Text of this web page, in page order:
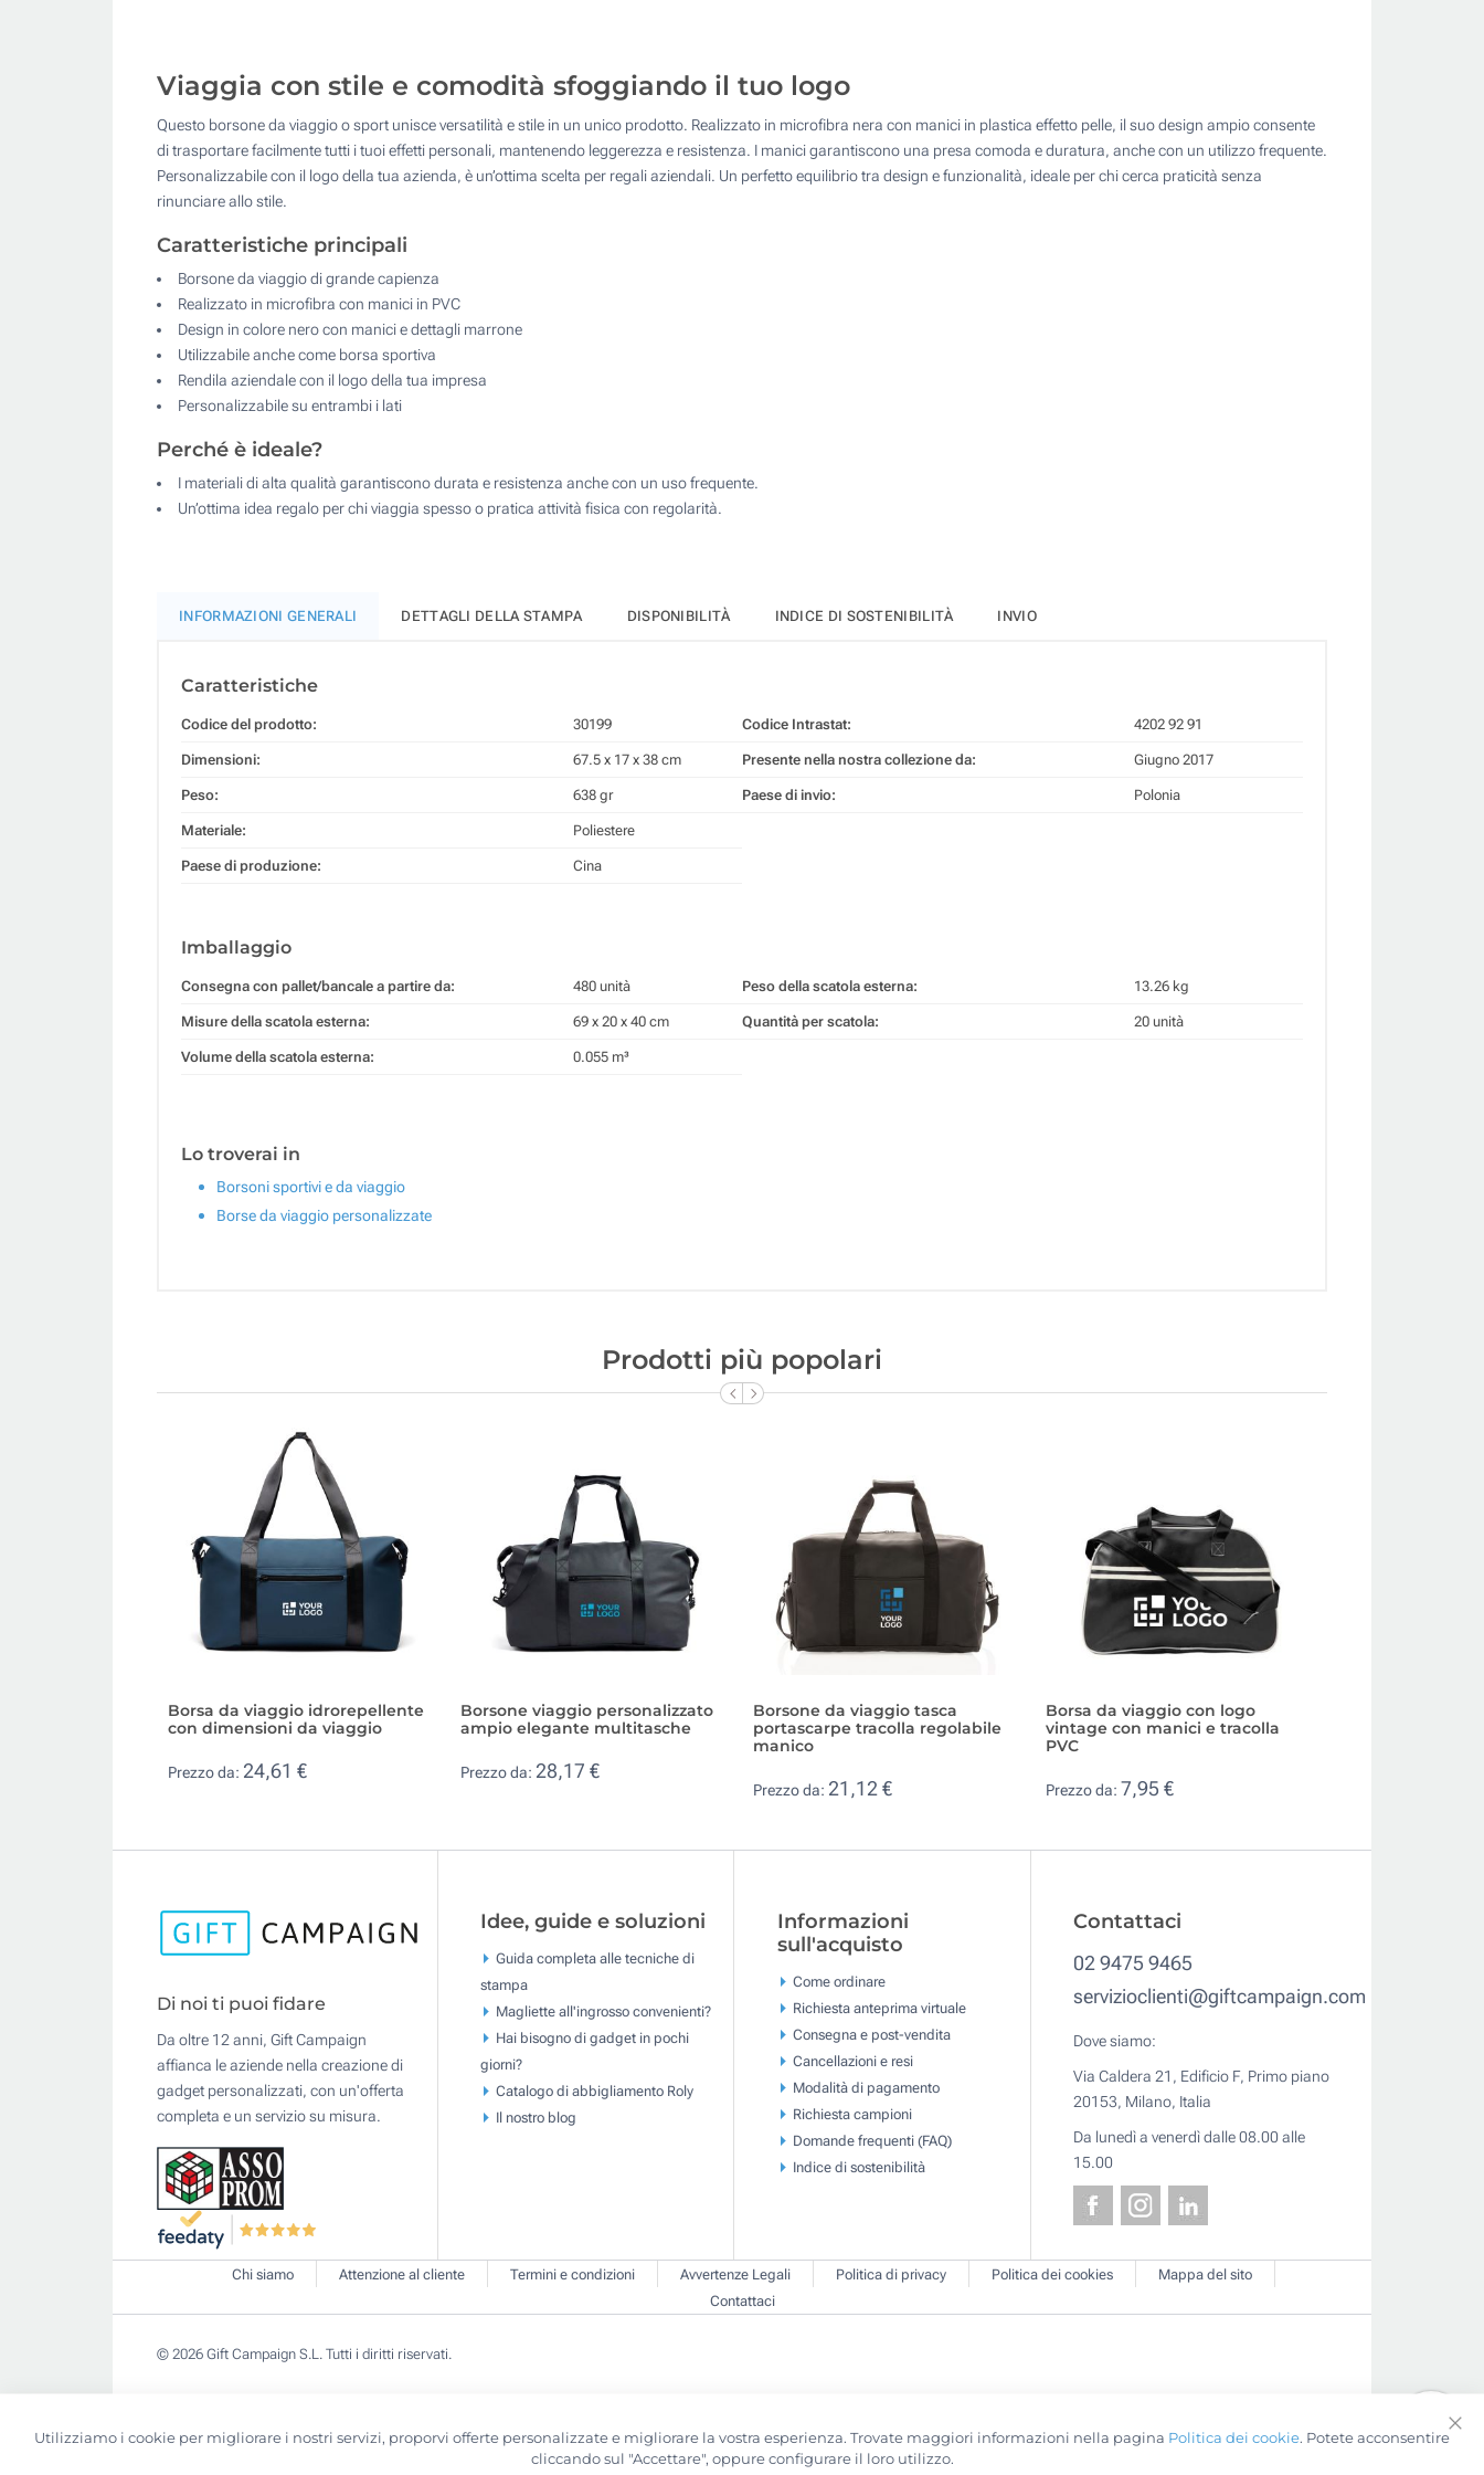
Senza stampa
100
Quantità desiderata :
Aggiorna
Viaggia con stile e comodità sfoggiando il tuo logo
Questo borsone da viaggio o sport unisce versatilità e stile in un unico prodotto. Realizzato in microfibra nera con manici in plastica effetto pelle, il suo design ampio consente
di trasportare facilmente tutti i tuoi effetti personali, mantenendo leggerezza e resistenza. I manici garantiscono una presa comoda e duratura, anche con un utilizzo frequente.
Personalizzabile con il logo della tua azienda, è un’ottima scelta per regali aziendali. Un perfetto equilibrio tra design e funzionalità, ideale per chi cerca praticità senza
rinunciare allo stile.
Caratteristiche principali
Borsone da viaggio di grande capienza
Realizzato in microfibra con manici in PVC
Design in colore nero con manici e dettagli marrone
Utilizzabile anche come borsa sportiva
Rendila aziendale con il logo della tua impresa
Personalizzabile su entrambi i lati
Perché è ideale?
I materiali di alta qualità garantiscono durata e resistenza anche con un uso frequente.
Un’ottima idea regalo per chi viaggia spesso o pratica attività fisica con regolarità.
INFORMAZIONI GENERALI DETTAGLI DELLA STAMPA DISPONIBILITÀ INDICE DI SOSTENIBILITÀ INVIO
Caratteristiche
Codice del prodotto: 30199
Dimensioni: 67.5 x 17 x 38 cm
Peso: 638 gr
Materiale: Poliestere
Paese di produzione: Cina
Codice Intrastat: 4202 92 91
Presente nella nostra collezione da: Giugno 2017
Paese di invio: Polonia
Imballaggio
Consegna con pallet/bancale a partire da: 480 unità
Misure della scatola esterna: 69 x 20 x 40 cm
Volume della scatola esterna: 0.055 m³
Peso della scatola esterna: 13.26 kg
Quantità per scatola: 20 unità
Lo troverai in
Borsoni sportivi e da viaggio
Borse da viaggio personalizzate
Prodotti più popolari
Borsa da viaggio idrorepellente
con dimensioni da viaggio
Prezzo da: 24,61 €
Borsone viaggio personalizzato
ampio elegante multitasche
Prezzo da: 28,17 €
Borsone da viaggio tasca
portascarpe tracolla regolabile
manico
Prezzo da: 21,12 €
Borsa da viaggio con logo
vintage con manici e tracolla
PVC
Prezzo da: 7,95 €
Di noi ti puoi fidare
Da oltre 12 anni, Gift Campaign
affianca le aziende nella creazione di
gadget personalizzati, con un'offerta
completa e un servizio su misura.
Idee, guide e soluzioni
Guida completa alle tecniche di
stampa
Magliette all'ingrosso convenienti?
Hai bisogno di gadget in pochi
giorni?
Catalogo di abbigliamento Roly
Il nostro blog
Informazioni
sull'acquisto
Come ordinare
Richiesta anteprima virtuale
Consegna e post-vendita
Cancellazioni e resi
Modalità di pagamento
Richiesta campioni
Domande frequenti (FAQ)
Indice di sostenibilità
Contattaci
02 9475 9465
servizioclienti@giftcampaign.com
Dove siamo:
Via Caldera 21, Edificio F, Primo piano
20153, Milano, Italia
Da lunedì a venerdì dalle 08.00 alle
15.00
Chi siamo Attenzione al cliente Termini e condizioni Avvertenze Legali Politica di privacy Politica dei cookies
Mappa del sito
Contattaci
© 2026 Gift Campaign S.L. Tutti i diritti riservati.
Utilizziamo i cookie per migliorare i nostri servizi, proporvi offerte personalizzate e migliorare la vostra esperienza. Trovate maggiori informazioni nella pagina Politica dei cookie. Potete acconsentire
cliccando sul "Accettare", oppure configurare il loro utilizzo.